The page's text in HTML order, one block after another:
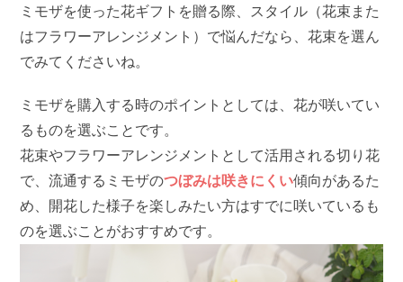
ミモザを使った花ギフトを贈る際、スタイル（花束また
はフラワーアレンジメント）で悩んだなら、花束を選ん
でみてくださいね。
ミモザを購入する時のポイントとしては、花が咲いてい
るものを選ぶことです。
花束やフラワーアレンジメントとして活用される切り花
で、流通するミモザのつぼみは咲きにくい傾向があるた
め、開花した様子を楽しみたい方はすでに咲いているも
のを選ぶことがおすすめです。